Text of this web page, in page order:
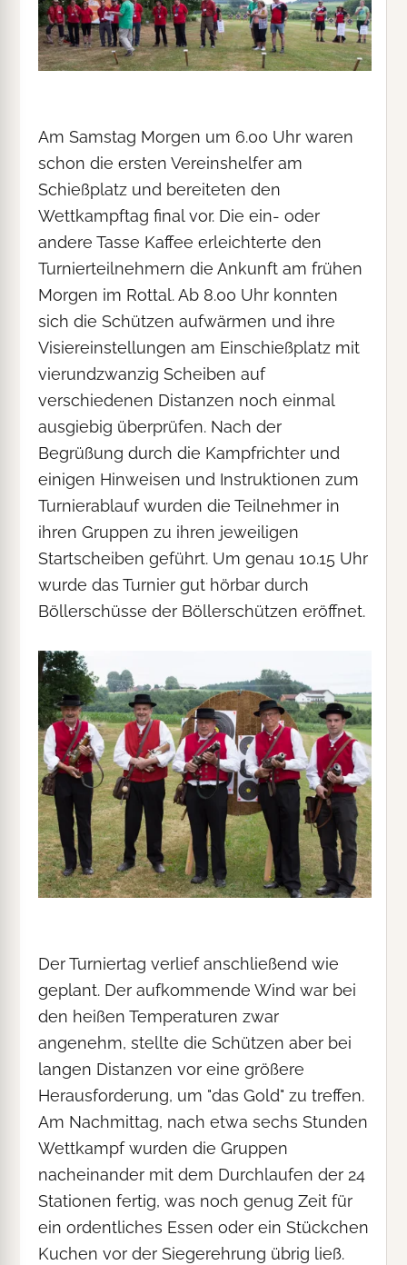
Am Samstag Morgen um 6.00 Uhr waren
schon die ersten Vereinshelfer am
Schießplatz und bereiteten den
Wettkampftag final vor. Die ein- oder
andere Tasse Kaffee erleichterte den
Turnierteilnehmern die Ankunft am frühen
Morgen im Rottal. Ab 8.00 Uhr konnten
sich die Schützen aufwärmen und ihre
Visiereinstellungen am Einschießplatz mit
vierundzwanzig Scheiben auf
verschiedenen Distanzen noch einmal
ausgiebig überprüfen. Nach der
Begrüßung durch die Kampfrichter und
einigen Hinweisen und Instruktionen zum
Turnierablauf wurden die Teilnehmer in
ihren Gruppen zu ihren jeweiligen
Startscheiben geführt. Um genau 10.15 Uhr
wurde das Turnier gut hörbar durch
Böllerschüsse der Böllerschützen eröffnet.
Der Turniertag verlief anschließend wie
geplant. Der aufkommende Wind war bei
den heißen Temperaturen zwar
angenehm, stellte die Schützen aber bei
langen Distanzen vor eine größere
Herausforderung, um "das Gold" zu treffen.
Am Nachmittag, nach etwa sechs Stunden
Wettkampf wurden die Gruppen
nacheinander mit dem Durchlaufen der 24
Stationen fertig, was noch genug Zeit für
ein ordentliches Essen oder ein Stückchen
Kuchen vor der Siegerehrung übrig ließ.